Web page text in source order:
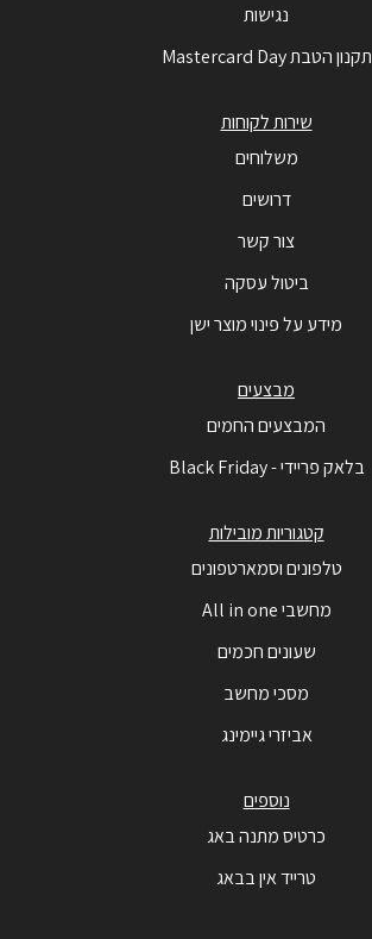
נגישות
תקנון הטבת Mastercard Day
שירות לקוחות
משלוחים
דרושים
צור קשר
ביטול עסקה
מידע על פינוי מוצר ישן
מבצעים
המבצעים החמים
בלאק פריידי - Black Friday
קטגוריות מובילות
טלפונים וסמארטפונים
מחשבי All in one
שעונים חכמים
מסכי מחשב
אביזרי גיימינג
נוספים
כרטיס מתנה באג
טרייד אין בבאג